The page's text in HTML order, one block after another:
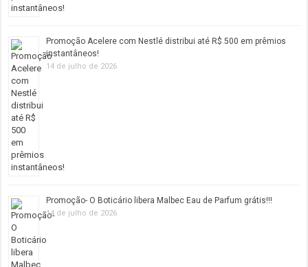
Promoção Acelere com Nestlé distribui até R$ 500 em prêmios
instantâneos!
14 de julho de 2026
Promoção- O Boticário libera Malbec Eau de Parfum grátis!!!
14 de julho de 2026